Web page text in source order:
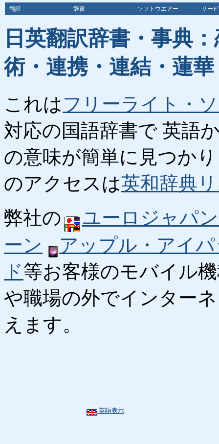
翻訳 辞書 ソフトウエアー サー
日英翻訳辞書・事典
術・連携・連結・蓮
これはフリーライト・
対応の国語辞書で 英語
の意味が簡単に見つか
のアクセスは英和辞典
弊社の
ユーロジャパ
ーン
アップル・アイ
ド等お客様のモバイル
や職場の外でインター
えます。
英語表示